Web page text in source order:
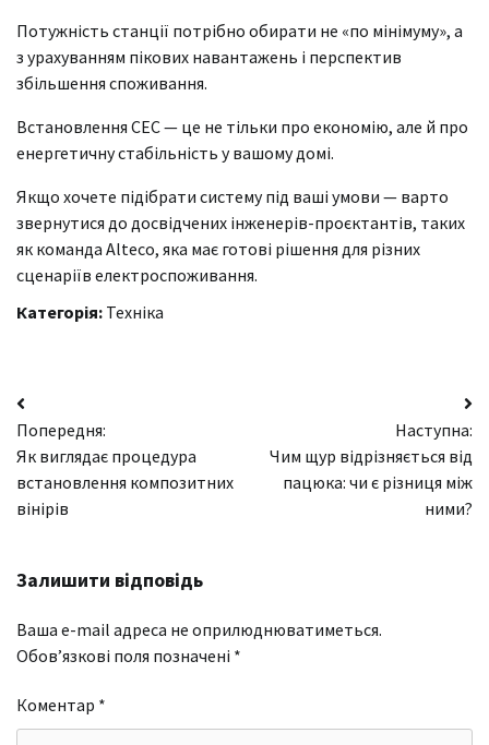
Потужність станції потрібно обирати не «по мінімуму», а
з урахуванням пікових навантажень і перспектив
збільшення споживання.
Встановлення СЕС — це не тільки про економію, але й про
енергетичну стабільність у вашому домі.
Якщо хочете підібрати систему під ваші умови — варто
звернутися до досвідчених інженерів-проєктантів, таких
як команда Alteco, яка має готові рішення для різних
сценаріїв електроспоживання.
Категорія: Техніка
Навігація
записів
Попередня:
Як виглядає процедура
встановлення композитних
вінірів
Наступна:
Чим щур відрізняється від
пацюка: чи є різниця між
ними?
Залишити відповідь
Ваша e-mail адреса не оприлюднюватиметься.
Обов’язкові поля позначені *
Коментар *